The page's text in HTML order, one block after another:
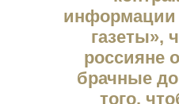
информации
газеты»,
россияне
брачные
того,